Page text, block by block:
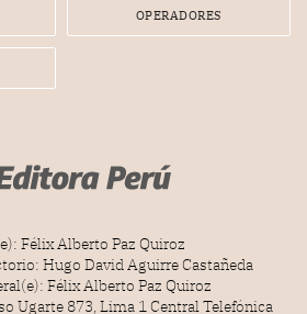
OPERADORES
Félix Alberto Paz Quiroz
Hugo David Aguirre Castañeda
Félix Alberto Paz Quiroz
Ugarte 873, Lima 1 Central Telefónica